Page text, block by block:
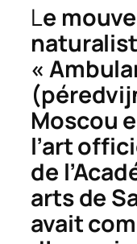
Le
«
(
Moscou
l’art
de
arts de
avait